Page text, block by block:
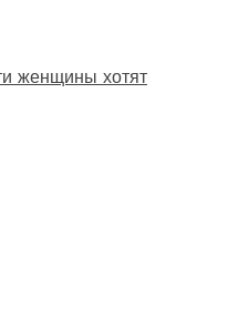
женщины хотят